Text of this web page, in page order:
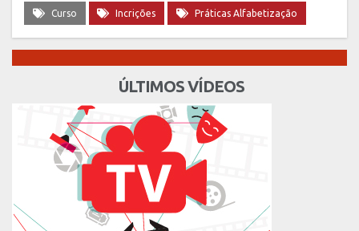
Curso Incrições Práticas Alfabetização
ÚLTIMOS VÍDEOS